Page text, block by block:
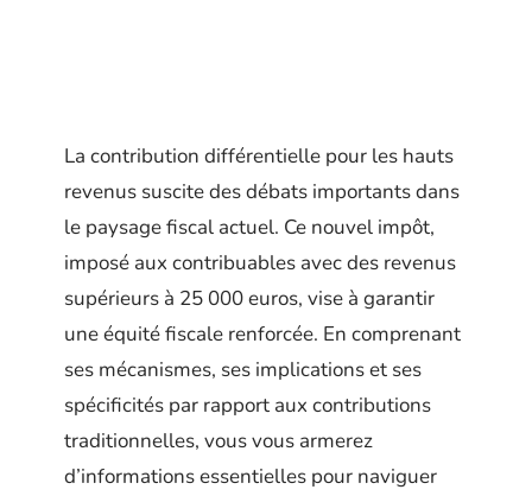
La contribution différentielle pour les hauts
revenus suscite des débats importants dans
le paysage fiscal actuel. Ce nouvel impôt,
imposé aux contribuables avec des revenus
supérieurs à 25 000 euros, vise à garantir
une équité fiscale renforcée. En comprenant
ses mécanismes, ses implications et ses
spécificités par rapport aux contributions
traditionnelles, vous vous armerez
d’informations essentielles pour naviguer